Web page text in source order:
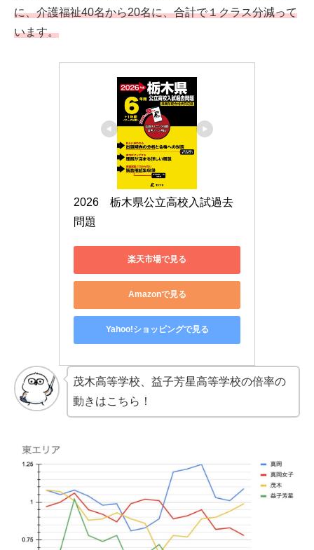
に、介護福祉40名から20名に、合計で１クラス分減って
います。
2026　栃木県公立高校入試過去
問題
楽天市場で見る
Amazonで見る
Yahoo!ショッピングで見る
茂木高等学校、益子芳星高等学校の倍率の
動きはこちら！